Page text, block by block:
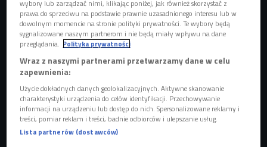
 15'19
"Ferdydurke" Witolda Gombrowicza - cz. 2.

"Ferdydurke" Witolda Gombrowicza - cz. 3.
 15'11 
"Ferdydurke" Witolda Gombrowicza - cz. 4.
wybory lub zarządzać nimi, klikając poniżej, jak również skorzystać z
prawa do sprzeciwu na podstawie prawnie uzasadnionego interesu lub w
dowolnym momencie na stronie polityki prywatności. Te wybory będą
sygnalizowane naszym partnerom i nie będą miały wpływu na dane
przeglądania. Polityka prywatności
Wraz z naszymi partnerami przetwarzamy dane w celu
zapewnienia:
Użycie dokładnych danych geolokalizacyjnych. Aktywne skanowanie
charakterystyki urządzenia do celów identyfikacji. Przechowywanie
informacji na urządzeniu lub dostęp do nich. Spersonalizowane reklamy i
treści, pomiar reklam i treści, badnie odbiorców i ulepszanie usług.
Lista partnerów (dostawców)